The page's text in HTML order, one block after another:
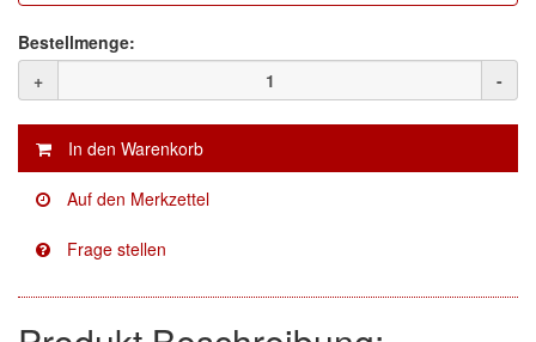
(1)
E-D
(1)
EVERCOAT
(113)
Indasa
Bestellmenge:
+
-